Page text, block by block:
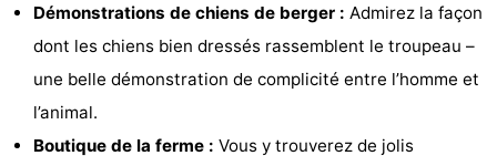
Zee
Vlijt
Hoeve
Holland
Land
Démonstrations de chiens de berger : Admirez la façon
dont les chiens bien dressés rassemblent le troupeau –
une belle démonstration de complicité entre l’homme et
l’animal.
Boutique de la ferme : Vous y trouverez de jolis